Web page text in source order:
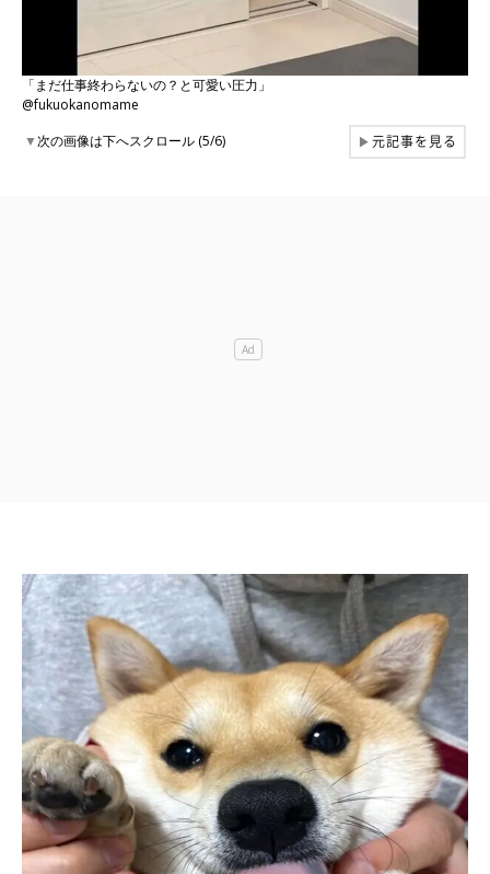
「まだ仕事終わらないの？と可愛い圧力」
@fukuokanomame
▼次の画像は下へスクロール (5/6) ▶元記事を見る